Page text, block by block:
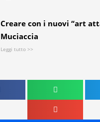
Creare con i nuovi “art
Muciaccia
Leggi tutto >>